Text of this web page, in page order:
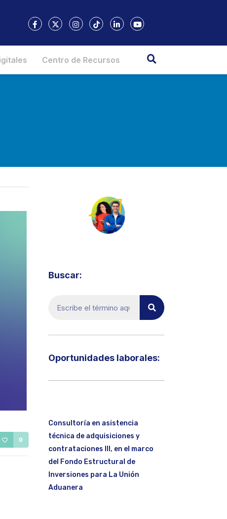
Centro de Recursos
0
Buscar:
Oportunidades laborales:​
Consultoría en asistencia
técnica de adquisiciones y
contrataciones III, en el marco
del Fondo Estructural de
Inversiones para La Unión
Aduanera